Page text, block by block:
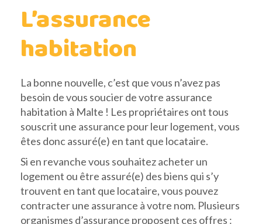
L’assurance
habitation
La bonne nouvelle, c’est que vous n’avez pas
besoin de vous soucier de votre assurance
habitation à Malte ! Les propriétaires ont tous
souscrit une assurance pour leur logement, vous
êtes donc assuré(e) en tant que locataire.
Si en revanche vous souhaitez acheter un
logement ou être assuré(e) des biens qui s’y
trouvent en tant que locataire, vous pouvez
contracter une assurance à votre nom. Plusieurs
organismes d’assurance proposent ces offres :